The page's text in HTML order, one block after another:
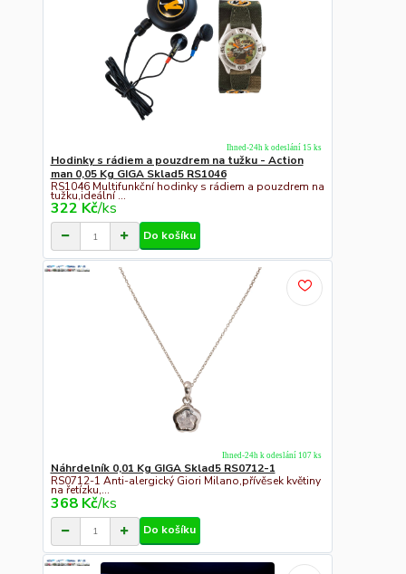
Hodinky s rádiem a pouzdrem na tužku - Action
man 0,05 Kg GIGA Sklad5 RS1046
RS1046 Multifunkční hodinky s rádiem a pouzdrem na
tužku,ideální ...
322 Kč/ks
Ihned-24h k odeslání 15 ks
Do košíku
Náhrdelník 0,01 Kg GIGA Sklad5 RS0712-1
RS0712-1 Anti-alergický Giori Milano,přívěsek květiny
na řetízku,...
368 Kč/ks
Ihned-24h k odeslání 107 ks
Do košíku